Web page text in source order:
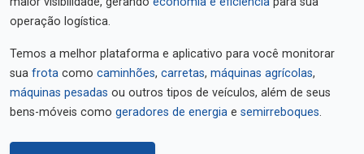
operação logística.
Temos a melhor plataforma e aplicativo para você monitorar
sua frota como caminhões, carretas, máquinas agrícolas,
máquinas pesadas ou outros tipos de veículos, além de seus
bens-móveis como geradores de energia e semirreboques.